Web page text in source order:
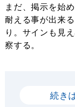
まだ、掲示を始
耐える事が出来
り。サインも見
察する。
続き